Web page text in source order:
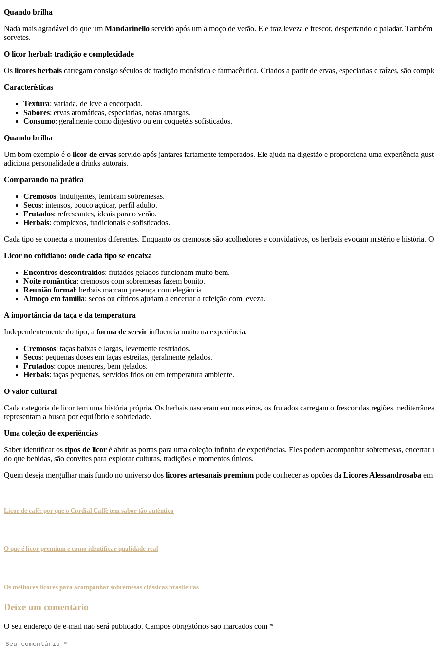
Quando brilha
Nada mais agradável do que um Mandarinello servido após um almoço de verão. Ele traz leveza e frescor, despertando o paladar.
sorvetes.
O licor herbal: tradição e complexidade
Os licores herbais carregam consigo séculos de tradição monástica e farmacêutica. Criados a partir de ervas, especiarias e raízes, são
Características
Textura: variada, de leve a encorpada.
Sabores: ervas aromáticas, especiarias, notas amargas.
Consumo: geralmente como digestivo ou em coquetéis sofisticados.
Quando brilha
Um bom exemplo é o licor de ervas servido após jantares fartamente temperados. Ele ajuda na digestão e proporciona uma experiência
adiciona personalidade a drinks autorais.
Comparando na prática
Cremosos: indulgentes, lembram sobremesas.
Secos: intensos, pouco açúcar, perfil adulto.
Frutados: refrescantes, ideais para o verão.
Herbais: complexos, tradicionais e sofisticados.
Cada tipo se conecta a momentos diferentes. Enquanto os cremosos são acolhedores e convidativos, os herbais evocam mistério e história.
Licor no cotidiano: onde cada tipo se encaixa
Encontros descontraídos: frutados gelados funcionam muito bem.
Noite romântica: cremosos com sobremesas fazem bonito.
Reunião formal: herbais marcam presença com elegância.
Almoço em família: secos ou cítricos ajudam a encerrar a refeição com leveza.
A importância da taça e da temperatura
Independentemente do tipo, a forma de servir influencia muito na experiência.
Cremosos: taças baixas e largas, levemente resfriados.
Secos: pequenas doses em taças estreitas, geralmente gelados.
Frutados: copos menores, bem gelados.
Herbais: taças pequenas, servidos frios ou em temperatura ambiente.
O valor cultural
Cada categoria de licor tem uma história própria. Os herbais nasceram em mosteiros, os frutados carregam o frescor das regiões
representam a busca por equilíbrio e sobriedade.
Uma coleção de experiências
Saber identificar os tipos de licor é abrir as portas para uma coleção infinita de experiências. Eles podem acompanhar sobremesas,
do que bebidas, são convites para explorar culturas, tradições e momentos únicos.
Quem deseja mergulhar mais fundo no universo dos licores artesanais premium pode conhecer as opções da Licores Alessandrosaba em
Licor de café: por que o Cordial Caffè tem sabor tão autêntico
O que é licor premium e como identificar qualidade real
Os melhores licores para acompanhar sobremesas clássicas brasileiras
Deixe um comentário
O seu endereço de e-mail não será publicado. Campos obrigatórios são marcados com *